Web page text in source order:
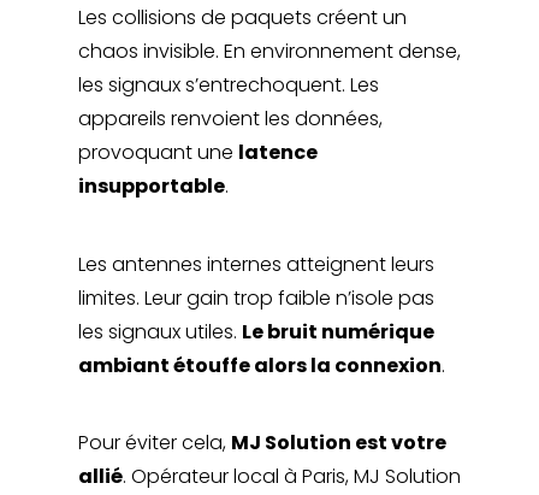
Les collisions de paquets créent un
chaos invisible. En environnement dense,
les signaux s’entrechoquent. Les
appareils renvoient les données,
provoquant une latence
insupportable.
Les antennes internes atteignent leurs
limites. Leur gain trop faible n’isole pas
les signaux utiles. Le bruit numérique
ambiant étouffe alors la connexion.
Pour éviter cela, MJ Solution est votre
allié. Opérateur local à Paris, MJ Solution